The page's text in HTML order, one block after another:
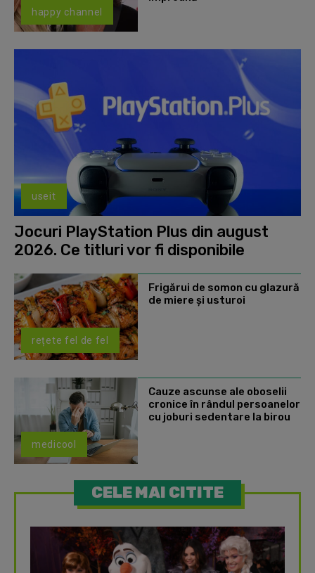
happy channel
useit
Jocuri PlayStation Plus din august
2026. Ce titluri vor fi disponibile
rețete fel de fel
Frigărui de somon cu glazură
de miere și usturoi
medicool
Cauze ascunse ale oboselii
cronice în rândul persoanelor
cu joburi sedentare la birou
CELE MAI CITITE